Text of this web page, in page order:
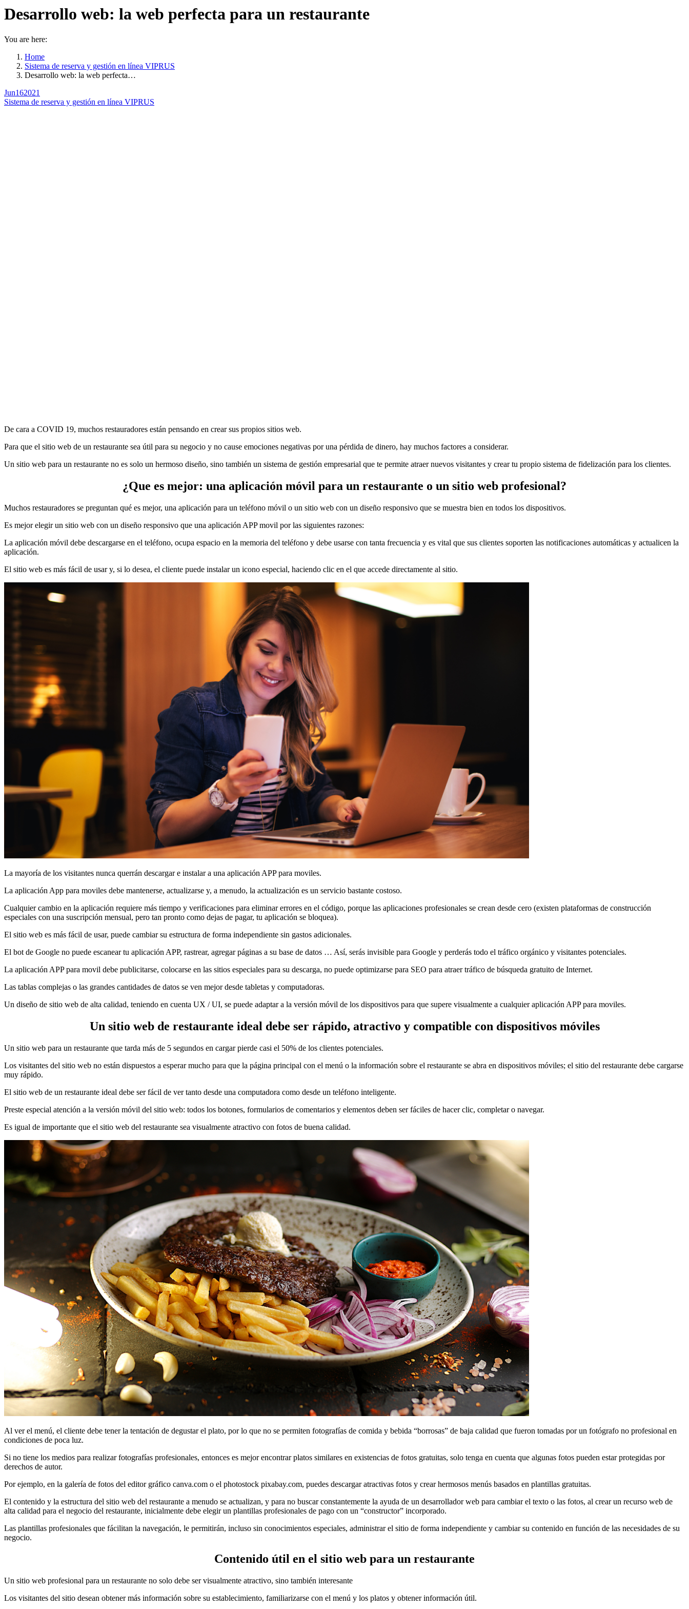
Desarrollo web: la web perfecta para un restaurante
You are here:
Home
Sistema de reserva y gestión en línea VIPRUS
Desarrollo web: la web perfecta…
Jun162021
Sistema de reserva y gestión en línea VIPRUS
De cara a COVID 19, muchos restauradores están pensando en crear sus propios sitios web.
Para que el sitio web de un restaurante sea útil para su negocio y no cause emociones negativas por una pérdida de dinero, hay muchos factores a considerar.
Un sitio web para un restaurante no es solo un hermoso diseño, sino también un sistema de gestión empresarial que te permite atraer nuevos visitantes y crear tu propio sistema de fidelización para los clientes.
¿Que es mejor: una aplicación móvil para un restaurante o un sitio web profesional?
Muchos restauradores se preguntan qué es mejor, una aplicación para un teléfono móvil o un sitio web con un diseño responsivo que se muestra bien en todos los dispositivos.
Es mejor elegir un sitio web con un diseño responsivo que una aplicación APP movil por las siguientes razones:
La aplicación móvil debe descargarse en el teléfono, ocupa espacio en la memoria del teléfono y debe usarse con tanta frecuencia y es vital que sus clientes soporten las notificaciones automáticas y actualicen la
aplicación.
El sitio web es más fácil de usar y, si lo desea, el cliente puede instalar un icono especial, haciendo clic en el que accede directamente al sitio.
La mayoría de los visitantes nunca querrán descargar e instalar a una aplicación APP para moviles.
La aplicación App para moviles debe mantenerse, actualizarse y, a menudo, la actualización es un servicio bastante costoso.
Cualquier cambio en la aplicación requiere más tiempo y verificaciones para eliminar errores en el código, porque las aplicaciones profesionales se crean desde cero (existen plataformas de construcción
especiales con una suscripción mensual, pero tan pronto como dejas de pagar, tu aplicación se bloquea).
El sitio web es más fácil de usar, puede cambiar su estructura de forma independiente sin gastos adicionales.
El bot de Google no puede escanear tu aplicación APP, rastrear, agregar páginas a su base de datos … Así, serás invisible para Google y perderás todo el tráfico orgánico y visitantes potenciales.
La aplicación APP para movil debe publicitarse, colocarse en las sitios especiales para su descarga, no puede optimizarse para SEO para atraer tráfico de búsqueda gratuito de Internet.
Las tablas complejas o las grandes cantidades de datos se ven mejor desde tabletas y computadoras.
Un diseño de sitio web de alta calidad, teniendo en cuenta UX / UI, se puede adaptar a la versión móvil de los dispositivos para que supere visualmente a cualquier aplicación APP para moviles.
Un sitio web de restaurante ideal debe ser rápido, atractivo y compatible con dispositivos móviles
Un sitio web para un restaurante que tarda más de 5 segundos en cargar pierde casi el 50% de los clientes potenciales.
Los visitantes del sitio web no están dispuestos a esperar mucho para que la página principal con el menú o la información sobre el restaurante se abra en dispositivos móviles; el sitio del restaurante debe cargarse
muy rápido.
El sitio web de un restaurante ideal debe ser fácil de ver tanto desde una computadora como desde un teléfono inteligente.
Preste especial atención a la versión móvil del sitio web: todos los botones, formularios de comentarios y elementos deben ser fáciles de hacer clic, completar o navegar.
Es igual de importante que el sitio web del restaurante sea visualmente atractivo con fotos de buena calidad.
Al ver el menú, el cliente debe tener la tentación de degustar el plato, por lo que no se permiten fotografías de comida y bebida “borrosas” de baja calidad que fueron tomadas por un fotógrafo no profesional en
condiciones de poca luz.
Si no tiene los medios para realizar fotografías profesionales, entonces es mejor encontrar platos similares en existencias de fotos gratuitas, solo tenga en cuenta que algunas fotos pueden estar protegidas por
derechos de autor.
Por ejemplo, en la galería de fotos del editor gráfico canva.com o el photostock pixabay.com, puedes descargar atractivas fotos y crear hermosos menús basados en plantillas gratuitas.
El contenido y la estructura del sitio web del restaurante a menudo se actualizan, y para no buscar constantemente la ayuda de un desarrollador web para cambiar el texto o las fotos, al crear un recurso web de
alta calidad para el negocio del restaurante, inicialmente debe elegir un plantillas profesionales de pago con un “constructor” incorporado.
Las plantillas profesionales que fácilitan la navegación, le permitirán, incluso sin conocimientos especiales, administrar el sitio de forma independiente y cambiar su contenido en función de las necesidades de su
negocio.
Contenido útil en el sitio web para un restaurante
Un sitio web profesional para un restaurante no solo debe ser visualmente atractivo, sino también interesante
Los visitantes del sitio desean obtener más información sobre su establecimiento, familiarizarse con el menú y los platos y obtener información útil.